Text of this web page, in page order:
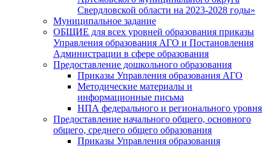
Свердловской области на 2023-2028 годы»
Муниципальное задание
ОБЩИЕ для всех уровней образования приказы
Управления образования АГО и Постановления
Администрации в сфере образования
Предоставление дошкольного образования
Приказы Управления образования АГО
Методические материалы и
информационные письма
НПА федерального и регионального уровня
Предоставление начального общего, основного
общего, среднего общего образования
Приказы Управления образования